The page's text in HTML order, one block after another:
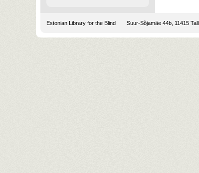
Estonian Library for the Blind Suur-Sõjamäe 44b, 11415